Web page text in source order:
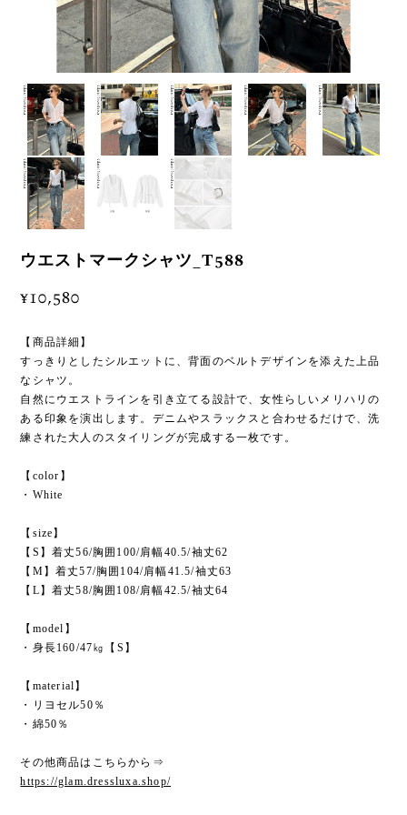
ウエストマークシャツ_T588
¥10,580
【商品詳細】
すっきりとしたシルエットに、背面のベルトデザインを添えた上品
なシャツ。
自然にウエストラインを引き立てる設計で、女性らしいメリハリの
ある印象を演出します。デニムやスラックスと合わせるだけで、洗
練された大人のスタイリングが完成する一枚です。
【color】
・White
【size】
【S】着丈56/胸囲100/肩幅40.5/袖丈62
【M】着丈57/胸囲104/肩幅41.5/袖丈63
【L】着丈58/胸囲108/肩幅42.5/袖丈64
【model】
・身長160/47㎏【S】
【material】
・リヨセル50％
・綿50％
その他商品はこちらから⇒
https://glam.dressluxa.shop/